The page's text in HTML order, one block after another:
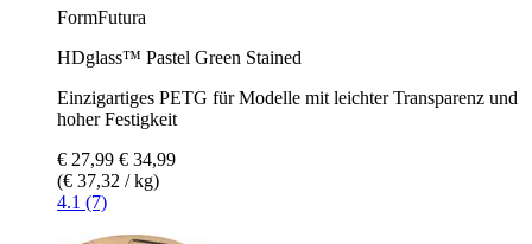
FormFutura
HDglass™ Pastel Green Stained
Einzigartiges PETG für Modelle mit leichter Transparenz und
hoher Festigkeit
€ 27,99 € 34,99
(€ 37,32 / kg)
4.1 (7)